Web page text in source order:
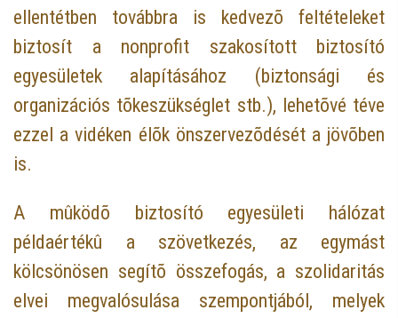
ellentétben továbbra is kedvezõ feltételeket
biztosít a nonprofit szakosított biztosító
egyesületek alapításához (biztonsági és
organizációs tõkeszükséglet stb.), lehetõvé téve
ezzel a vidéken élõk önszervezõdését a jövõben
is.
A mûködõ biztosító egyesületi hálózat
példaértékû a szövetkezés, az egymást
kölcsönösen segítõ összefogás, a szolidaritás
elvei megvalósulása szempontjából, melyek